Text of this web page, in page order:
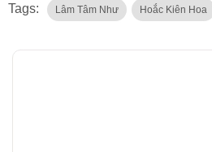
Tags: Lâm Tâm Như Hoắc Kiên Hoa